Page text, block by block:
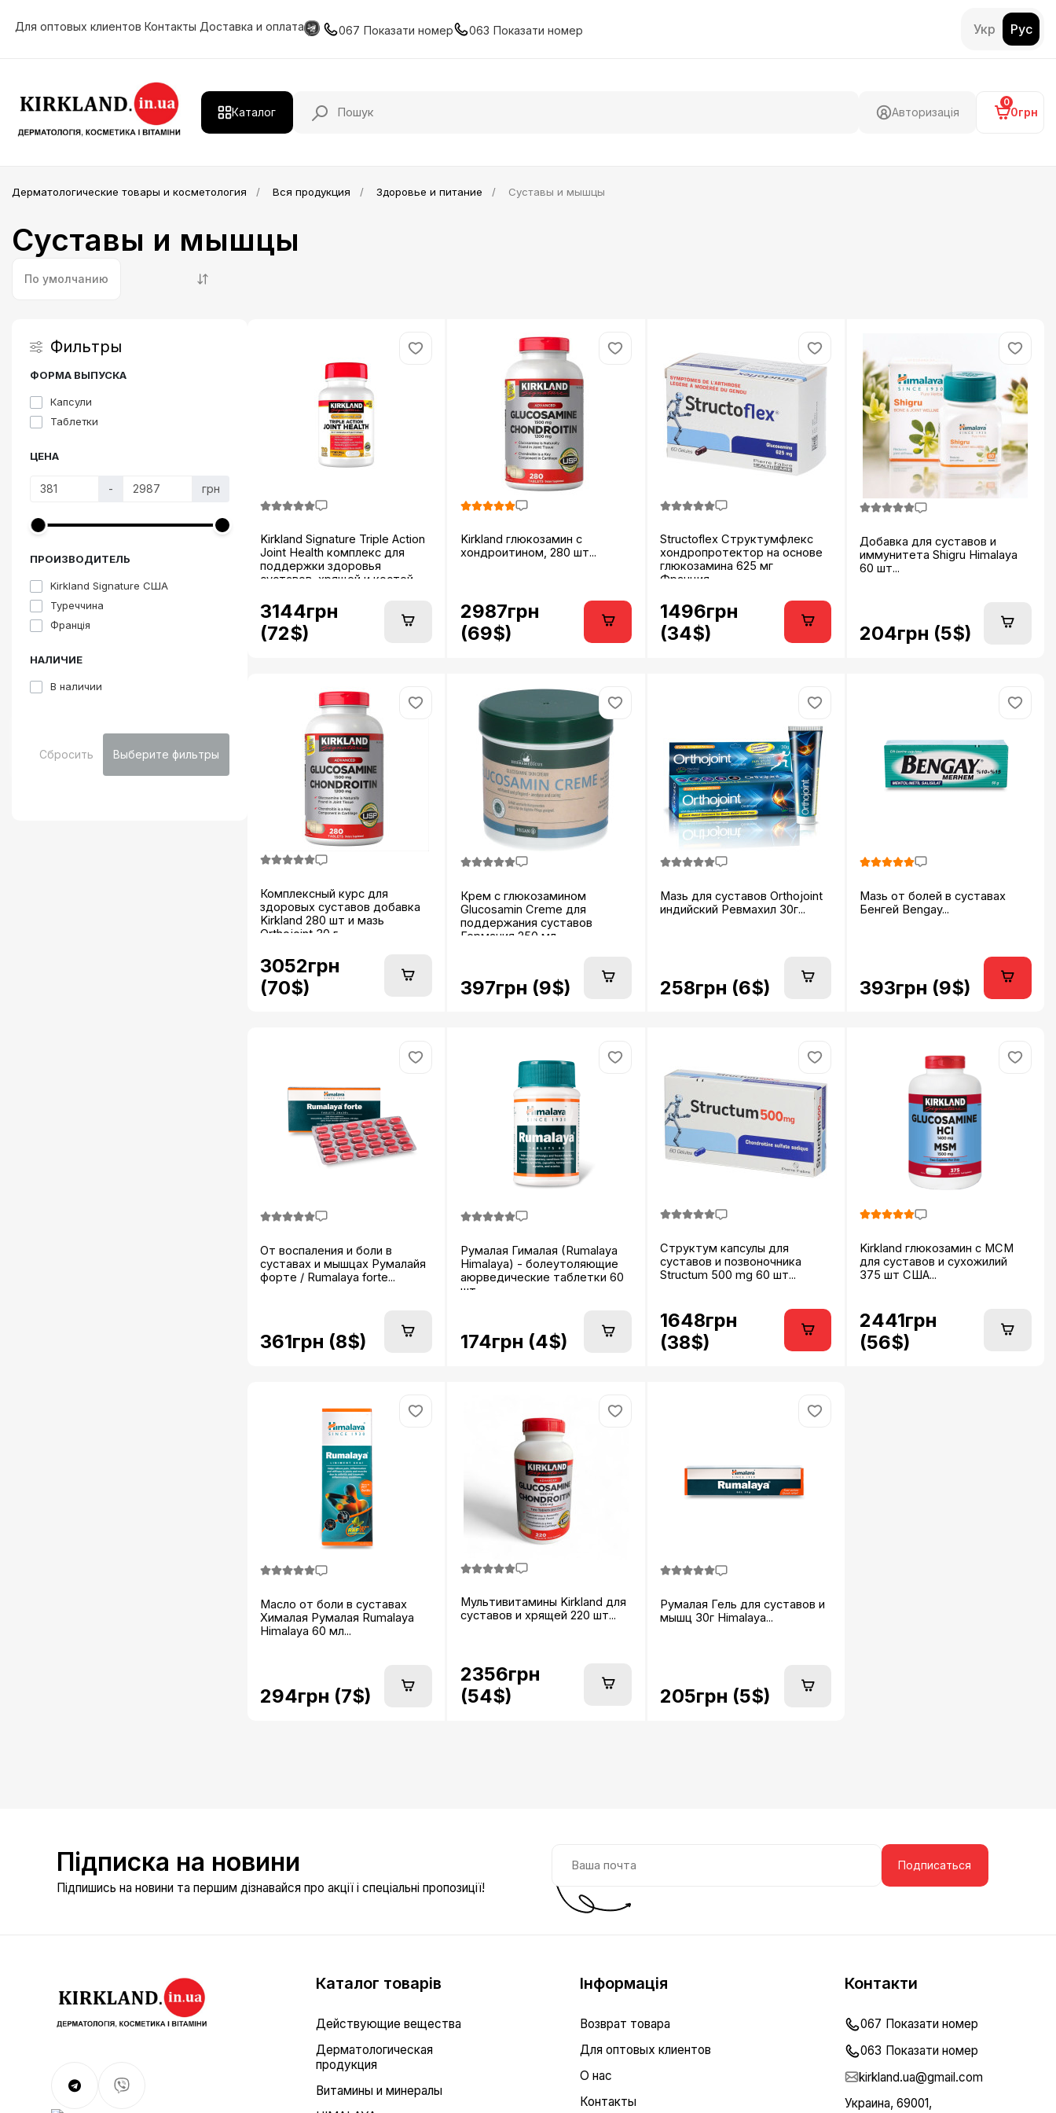
Для оптовых клиентов Контакты Доставка и оплата 067 Показати номер 063 Показати номер Укр Рус
Каталог Авторизація
0
0грн
Дерматологическая продукция
Витамины и минералы
HIMALAYA
Косметология
Профессиональная косметика
Здоровье и питание
ТОП товары
Акции
Комплексная терапия
Вся продукция
Дерматологические товары и косметология Вся продукция Здоровье и питание Суставы и мышцы
Суставы и мышцы
По умолчанию
Фильтры
ФОРМА ВЫПУСКА
Капсули
Таблетки
ЦЕНА
- грн
ПРОИЗВОДИТЕЛЬ
Kirkland Signature США
Туреччина
Франція
НАЛИЧИЕ
В наличии
Сбросить Выберите фильтры
Kirkland Signature Triple Action
Joint Health комплекс для
поддержки здоровья
суставов, хрящей и костей...
3144грн
(72$)
Kirkland глюкозамин c
хондроитином, 280 шт...
2987грн
(69$)
Structoflex Структумфлекс
хондропротектор на основе
глюкозамина 625 мг
Франция...
1496грн
(34$)
Добавка для суставов и
иммунитета Shigru Himalaya
60 шт...
204грн (5$)
Комплексный курс для
здоровых суставов добавка
Kirkland 280 шт и мазь
Orthojoint 30 г...
3052грн
(70$)
Крем с глюкозамином
Glucosamin Creme для
поддержания суставов
Германия 250 мл...
397грн (9$)
Мазь для суставов Orthojoint
индийский Ревмахил 30г...
258грн (6$)
Мазь от болей в суставах
Бенгей Bengay...
393грн (9$)
От воспаления и боли в
суставах и мышцах Румалайя
форте / Rumalaya forte...
361грн (8$)
Румалая Гималая (Rumalaya
Himalaya) - болеутоляющие
аюрведические таблетки 60
шт...
174грн (4$)
Структум капсулы для
суставов и позвоночника
Structum 500 mg 60 шт...
1648грн
(38$)
Kirkland глюкозамин с МСМ
для суставов и сухожилий
375 шт США...
2441грн
(56$)
Масло от боли в суставах
Хималая Румалая Rumalaya
Himalaya 60 мл...
294грн (7$)
Мультивитамины Kirkland для
суставов и хрящей 220 шт...
2356грн
(54$)
Румалая Гель для суставов и
мышц 30г Himalaya...
205грн (5$)
Підписка на новини
Підпишись на новини та першим дізнавайся про акції і спеціальні пропозиції!
Подписаться
Каталог товарів
Действующие вещества
Дерматологическая
продукция
Витамины и минералы
Інформація
Возврат товара
Для оптовых клиентов
О нас
Контакты
Контакти
067 Показати номер
063 Показати номер
kirkland.ua@gmail.com
Украина, 69001,